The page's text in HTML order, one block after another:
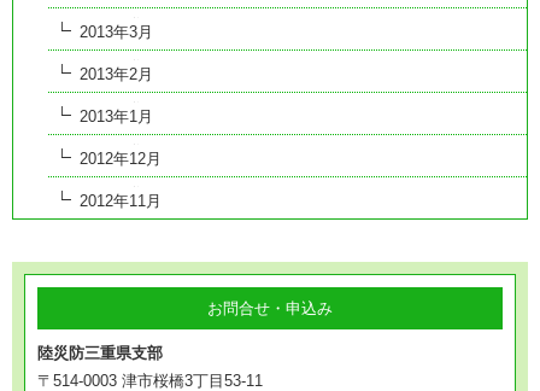
2013年3月
2013年2月
2013年1月
2012年12月
2012年11月
お問合せ・申込み
陸災防三重県支部
〒514-0003 津市桜橋3丁目53-11